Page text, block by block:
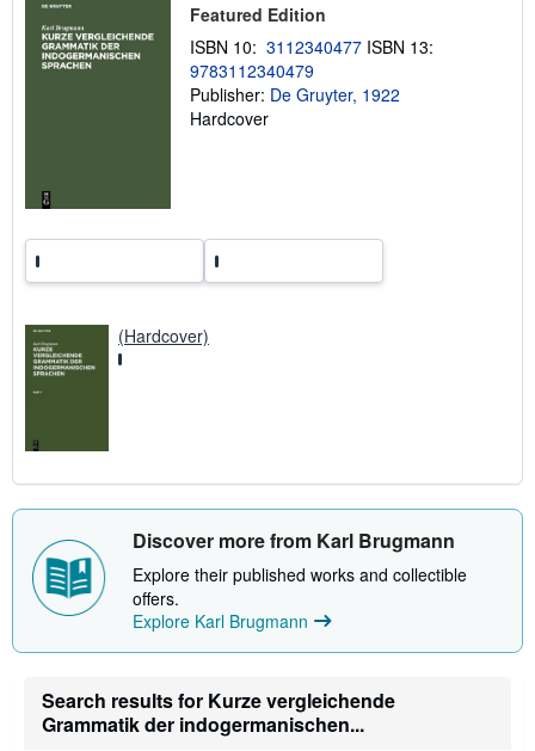
p
p
i
n
g
Featured Edition
ISBN 10: 3112340477 ISBN 13:
9783112340479
Publisher: De Gruyter, 1922
Hardcover
(Hardcover)
Discover more from Karl Brugmann
Explore their published works and collectible
offers.
Explore Karl Brugmann
Search results for Kurze vergleichende
Grammatik der indogermanischen...